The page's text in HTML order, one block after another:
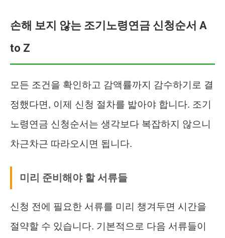
손해 보지 않는 조기노령연금 신청순서 A
to Z
모든 조건을 확인하고 감액률까지 감수하기로 결
정했다면, 이제 신청 절차를 밟아야 합니다. 조기
노령연금 신청순서는 생각보다 복잡하지 않으니
차근차근 따라오시면 됩니다.
미리 준비해야 할 서류들
신청 전에 필요한 서류를 미리 챙겨두면 시간을
절약할 수 있습니다. 기본적으로 다음 서류들이